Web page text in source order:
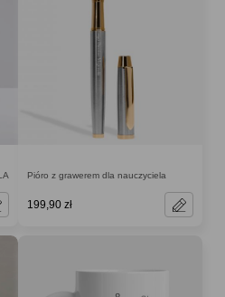
Pióro z grawerem dla nauczyciela
199,90 zł